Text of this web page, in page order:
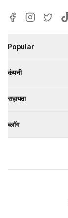
Popular
कंपनी
सहायता
ब्लॉग